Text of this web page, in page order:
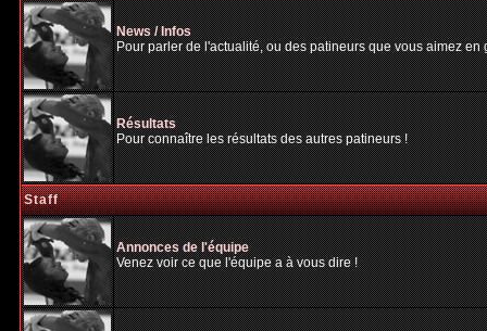
News / Infos
Pour parler de l'actualité, ou des patineurs que vous aimez
Résultats
Pour connaître les résultats des autres patineurs !
Staff
Annonces de l'équipe
Venez voir ce que l'équipe a à vous dire !